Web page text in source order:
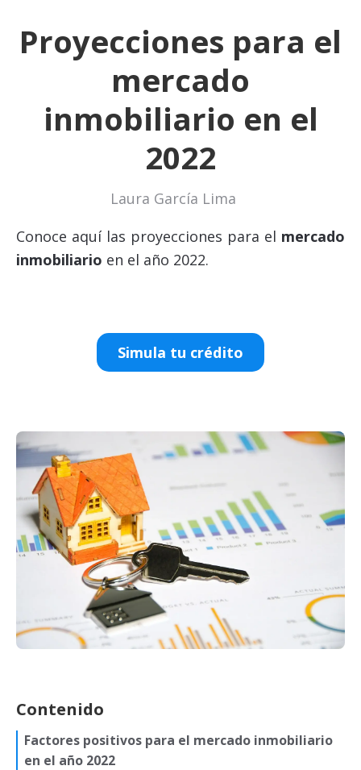
Proyecciones para el
mercado
inmobiliario en el
2022
Laura García Lima
Conoce aquí las proyecciones para el mercado
inmobiliario en el año 2022.
Simula tu crédito
Contenido
Factores positivos para el mercado inmobiliario
en el año 2022